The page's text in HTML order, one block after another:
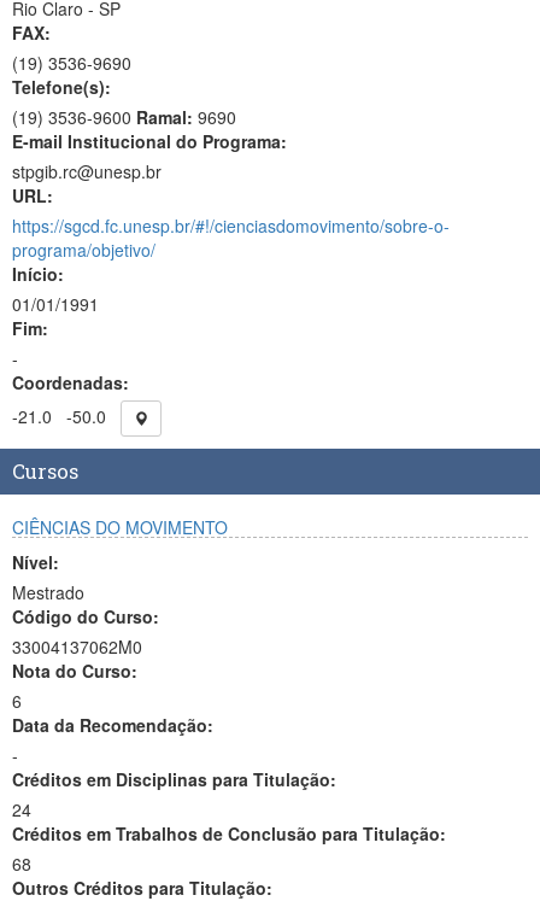
Rio Claro - SP
FAX:
(19) 3536-9690
Telefone(s):
(19) 3536-9600 Ramal: 9690
E-mail Institucional do Programa:
stpgib.rc@unesp.br
URL:
https://sgcd.fc.unesp.br/#!/cienciasdomovimento/sobre-o-
programa/objetivo/
Início:
01/01/1991
Fim:
-
Coordenadas:
-21.0
-50.0
Cursos
CIÊNCIAS DO MOVIMENTO
Nível:
Mestrado
Código do Curso:
33004137062M0
Nota do Curso:
6
Data da Recomendação:
-
Créditos em Disciplinas para Titulação:
24
Créditos em Trabalhos de Conclusão para Titulação:
68
Outros Créditos para Titulação: